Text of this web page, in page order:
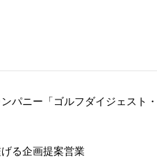
パニー「ゴルフダイジェスト
る企画提案営業